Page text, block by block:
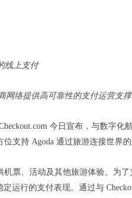
线上支付
络提供高可靠性的支付运营支撑
今日宣布， 与数字化
支持 Agoda 通过旅游连接世界的
票、活动及其他旅游体验。为
运行的支付表现。通过与